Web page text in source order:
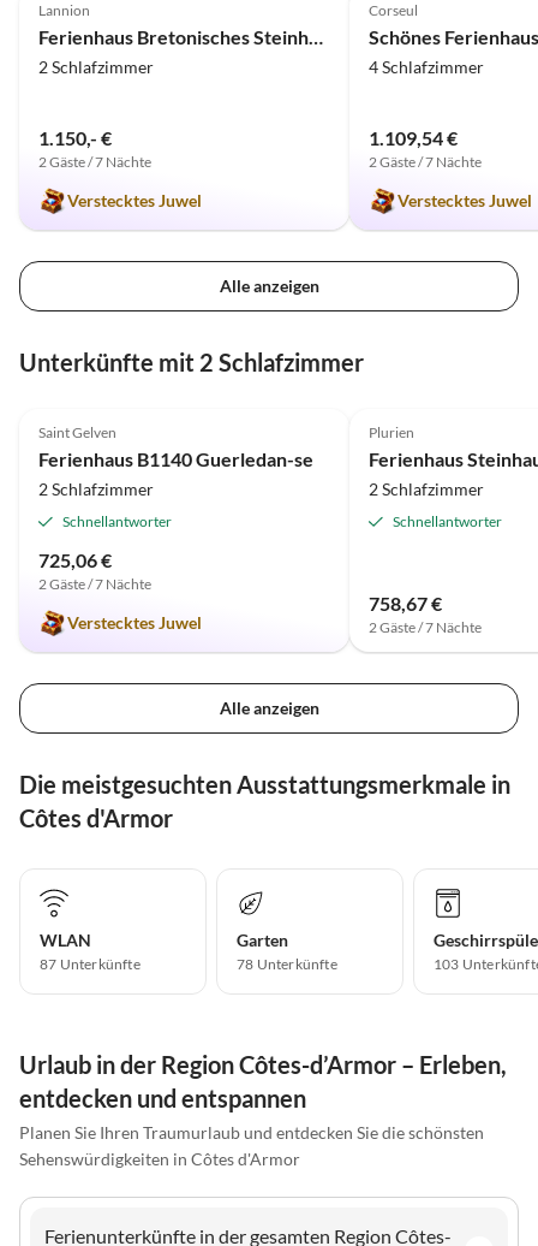
Lannion
Ferienhaus Bretonisches Steinhaus in Meernähe
2 Schlafzimmer
1.150,- €
2 Gäste / 7 Nächte
Verstecktes Juwel
Corseul
Schönes
4 Schlafzimmer
1.109,54 €
2 Gäste / 7 Nächte
Verstecktes Juwel
Alle anzeigen
Unterkünfte mit 2 Schlafzimmer
Saint Gelven
Ferienhaus B1140 Guerledan-se
2 Schlafzimmer
Schnellantworter
725,06 €
2 Gäste / 7 Nächte
Verstecktes Juwel
Plurien
2 Schlafzimmer
Schnellantworter
758,67 €
2 Gäste / 7 Nächte
Alle anzeigen
Die meistgesuchten Ausstattungsmerkmale in
Côtes d'Armor
WLAN
87 Unterkünfte
Garten
78 Unterkünfte 103
Urlaub in der Region Côtes-d’Armor – Erleben,
entdecken und entspannen
Planen Sie Ihren Traumurlaub und entdecken Sie die schönsten
Sehenswürdigkeiten in Côtes d'Armor
Ferienunterkünfte in der gesamten Region Côtes-